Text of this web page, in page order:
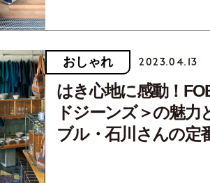
おしゃれ 2023.04.13
はき心地に感動！
ドジーンズ＞の魅
ブル・石川さんの定